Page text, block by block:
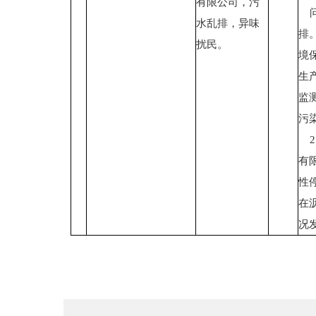
水乱排，异味
扰民。
排
境
生
监
污
2
有
性
在
况